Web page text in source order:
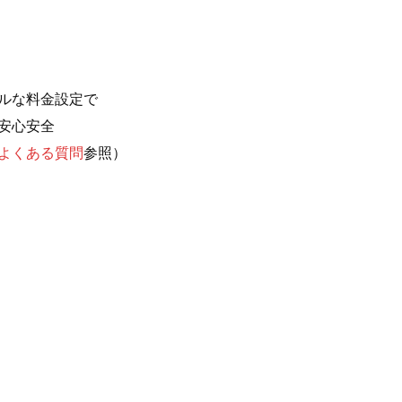
な料金設定で
心安全
くある質問参照）